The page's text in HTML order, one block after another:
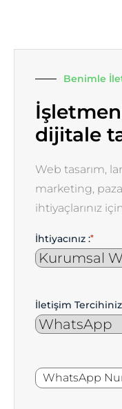
Benimle
dijitale
Web tasarım,
marketing,
ihtiyaçlarınız
İhtiyacınız :*
İletişim
WhatsApp
Numaranız
*